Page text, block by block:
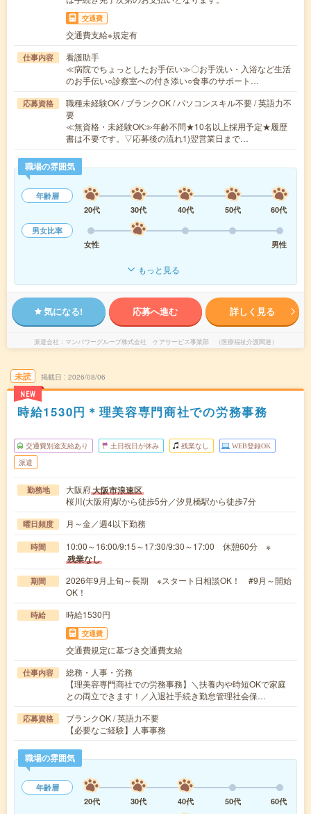
交通費
交通費支給※規定有
仕事内容
看護助手
≪病院でちょっとしたお手伝い≫〇お手洗い・入浴など生活
のお手伝い○診察室への付き添い○食事のサポート…
応募資格
職種未経験OK / ブランクOK / パソコンスキル不要 / 英語力不
要
≪無資格・未経験OK≫年齢不問★10名以上採用予定★履歴
書は不要です。▽応募後の流れ1)翌営業日まで…
職場の雰囲気
年齢層
20代
30代 40代 50代
60代
男女比率
女性
男性
もっと見る
気になる! 応募へ進む 詳しく見る
派遣会社 マンパワーグループ株式会社 ケアサービス事業部 （医療福祉介護関連）
未読
NEW
掲載日 2026/08/06
時給1530円＊理美容専門商社での労務事務
交通費別途支給あり 土日祝日が休み 残業なし WEB登録OK
派遣
勤務地 大阪府大阪市浪速区
桜川(大阪府)駅から徒歩5分／汐見橋駅から徒歩7分
曜日頻度 月～金／週4以下勤務
時間 10:00～16:00/9:15～17:30/9:30～17:00 休憩60分 ※
残業なし
期間
2026年9月上旬～長期 ※スタート日相談OK！ #9月～開始
OK！
時給 時給1530円
交通費
交通費規定に基づき交通費支給
仕事内容
総務・人事・労務
【理美容専門商社での労務事務】＼扶養内や時短OKで家庭
との両立できます！／入退社手続き勤怠管理社会保…
応募資格
ブランクOK / 英語力不要
【必要なご経験】人事事務
職場の雰囲気
年齢層
20代
30代 40代 50代 60代